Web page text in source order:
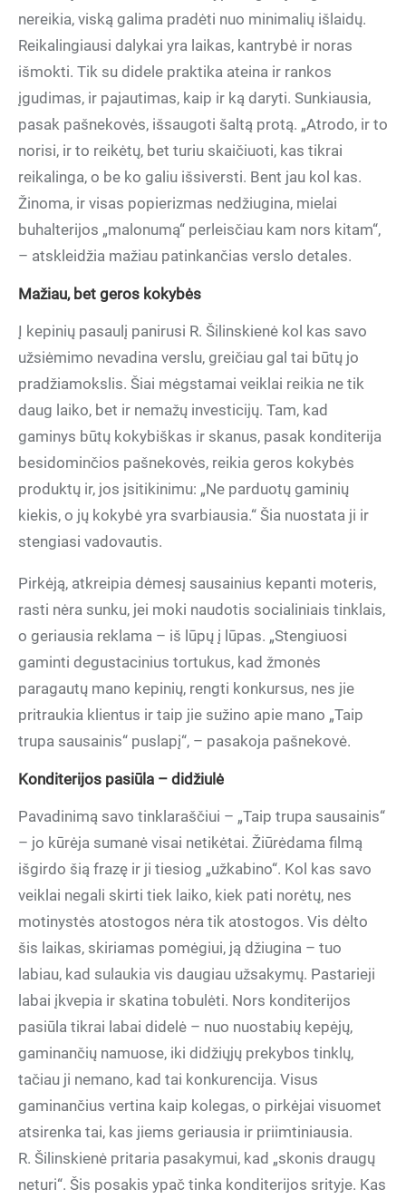
nereikia, viską galima pradėti nuo minimalių išlaidų.
Reikalingiausi dalykai yra laikas, kantrybė ir noras
išmokti. Tik su didele praktika ateina ir rankos
įgudimas, ir pajautimas, kaip ir ką daryti. Sunkiausia,
pasak pašnekovės, išsaugoti šaltą protą. „Atrodo, ir to
norisi, ir to reikėtų, bet turiu skaičiuoti, kas tikrai
reikalinga, o be ko galiu išsiversti. Bent jau kol kas.
Žinoma, ir visas popierizmas nedžiugina, mielai
buhalterijos „malonumą“ perleisčiau kam nors kitam“,
– atskleidžia mažiau patinkančias verslo detales.
Mažiau, bet geros kokybės
Į kepinių pasaulį panirusi R. Šilinskienė kol kas savo
užsiėmimo nevadina verslu, greičiau gal tai būtų jo
pradžiamokslis. Šiai mėgstamai veiklai reikia ne tik
daug laiko, bet ir nemažų investicijų. Tam, kad
gaminys būtų kokybiškas ir skanus, pasak konditerija
besidominčios pašnekovės, reikia geros kokybės
produktų ir, jos įsitikinimu: „Ne parduotų gaminių
kiekis, o jų kokybė yra svarbiausia.“ Šia nuostata ji ir
stengiasi vadovautis.
Pirkėją, atkreipia dėmesį sausainius kepanti moteris,
rasti nėra sunku, jei moki naudotis socialiniais tinklais,
o geriausia reklama – iš lūpų į lūpas. „Stengiuosi
gaminti degustacinius tortukus, kad žmonės
paragautų mano kepinių, rengti konkursus, nes jie
pritraukia klientus ir taip jie sužino apie mano „Taip
trupa sausainis“ puslapį“, – pasakoja pašnekovė.
Konditerijos pasiūla – didžiulė
Pavadinimą savo tinklaraščiui – „Taip trupa sausainis“
– jo kūrėja sumanė visai netikėtai. Žiūrėdama filmą
išgirdo šią frazę ir ji tiesiog „užkabino“. Kol kas savo
veiklai negali skirti tiek laiko, kiek pati norėtų, nes
motinystės atostogos nėra tik atostogos. Vis dėlto
šis laikas, skiriamas pomėgiui, ją džiugina – tuo
labiau, kad sulaukia vis daugiau užsakymų. Pastarieji
labai įkvepia ir skatina tobulėti. Nors konditerijos
pasiūla tikrai labai didelė – nuo nuostabių kepėjų,
gaminančių namuose, iki didžiųjų prekybos tinklų,
tačiau ji nemano, kad tai konkurencija. Visus
gaminančius vertina kaip kolegas, o pirkėjai visuomet
atsirenka tai, kas jiems geriausia ir priimtiniausia.
R. Šilinskienė pritaria pasakymui, kad „skonis draugų
neturi“. Šis posakis ypač tinka konditerijos srityje. Kas